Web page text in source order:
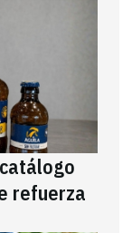
refuerza